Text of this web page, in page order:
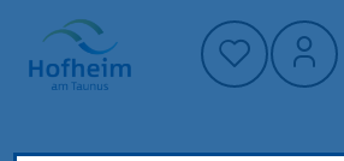
Startseite"